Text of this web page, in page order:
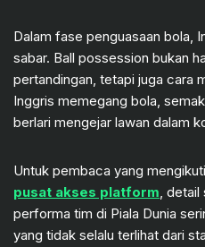
Dalam fase penguasaan bola,
sabar. Ball possession bukan
pertandingan, tetapi juga cara
Inggris memegang bola,
berlari mengejar lawan dalam
Untuk pembaca yang
pusat akses platform ,
performa tim di Piala Dunia
yang tidak selalu terlihat dari